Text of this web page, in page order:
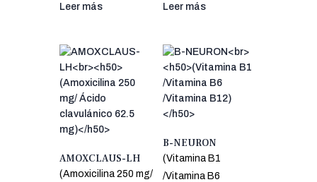
Leer más Leer más
AMOXCLAUS-LH
(Amoxicilina 250 mg/
B-NEURON
(Vitamina B1
/Vitamina B6